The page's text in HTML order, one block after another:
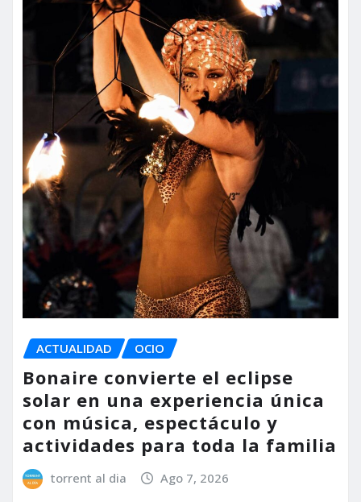
ACTUALIDAD OCIO
Bonaire convierte el eclipse
solar en una experiencia única
con música, espectáculo y
actividades para toda la familia
torrent al dia Ago 7, 2026